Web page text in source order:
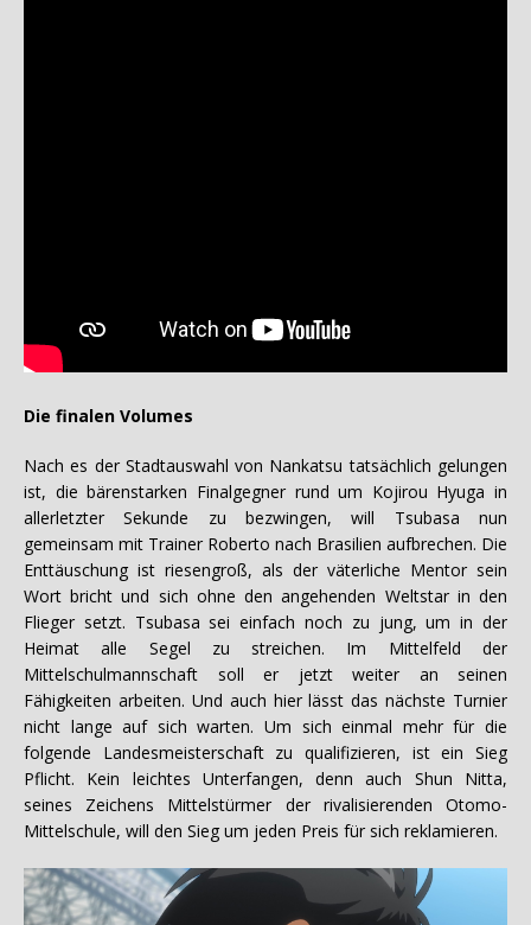
Die finalen Volumes
Nach es der Stadtauswahl von Nankatsu tatsächlich gelungen
ist, die bärenstarken Finalgegner rund um Kojirou Hyuga in
allerletzter Sekunde zu bezwingen, will Tsubasa nun
gemeinsam mit Trainer Roberto nach Brasilien aufbrechen. Die
Enttäuschung ist riesengroß, als der väterliche Mentor sein
Wort bricht und sich ohne den angehenden Weltstar in den
Flieger setzt. Tsubasa sei einfach noch zu jung, um in der
Heimat alle Segel zu streichen. Im Mittelfeld der
Mittelschulmannschaft soll er jetzt weiter an seinen
Fähigkeiten arbeiten. Und auch hier lässt das nächste Turnier
nicht lange auf sich warten. Um sich einmal mehr für die
folgende Landesmeisterschaft zu qualifizieren, ist ein Sieg
Pflicht. Kein leichtes Unterfangen, denn auch Shun Nitta,
seines Zeichens Mittelstürmer der rivalisierenden Otomo-
Mittelschule, will den Sieg um jeden Preis für sich reklamieren.